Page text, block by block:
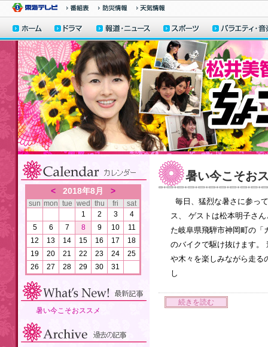
暑い今こそお
毎日、猛烈な暑さに参っ
ス、 ゲストは松本明子さ
た岐阜県飛騨市神岡町の「
のバイクで駆け抜けます。
や木々を楽しみながら走る
し
続きを読む
< 2018年8月 >
sun mon tue wed thu fri
sat
1
2 3
4
5
6 7 8 9 10
11
12
13 14 15 16 17
18
19
20 21 22 23 24
25
26
27 28 29 30 31
暑い今こそおススメ